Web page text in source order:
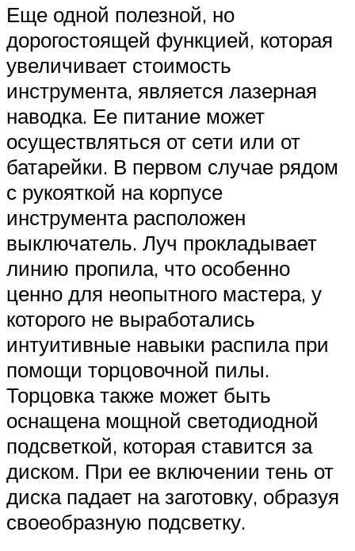
Еще одной полезной, но
дорогостоящей функцией, которая
увеличивает стоимость
инструмента, является лазерная
наводка. Ее питание может
осуществляться от сети или от
батарейки. В первом случае рядом
с рукояткой на корпусе
инструмента расположен
выключатель. Луч прокладывает
линию пропила, что особенно
ценно для неопытного мастера, у
которого не выработались
интуитивные навыки распила при
помощи торцовочной пилы.
Торцовка также может быть
оснащена мощной светодиодной
подсветкой, которая ставится за
диском. При ее включении тень от
диска падает на заготовку, образуя
своеобразную подсветку.